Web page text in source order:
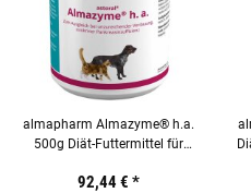
almapharm Almazyme® h.a.
500g Diät-Futtermittel für
92,44 € *